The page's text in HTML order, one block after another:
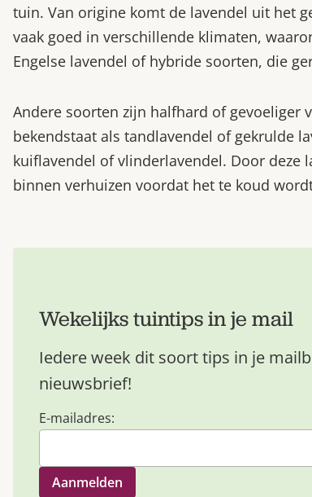
tuin. Van origine komt de lavendel uit het
vaak goed in verschillende klimaten,
Engelse lavendel of hybride soorten, die
Andere soorten zijn halfhard of gevoeliger
bekendstaat als tandlavendel of gekrulde
kuiflavendel of vlinderlavendel. Door deze
binnen verhuizen voordat het te koud
Wekelijks tuintips in je mail
Iedere week dit soort tips in je
nieuwsbrief!
E-mailadres: